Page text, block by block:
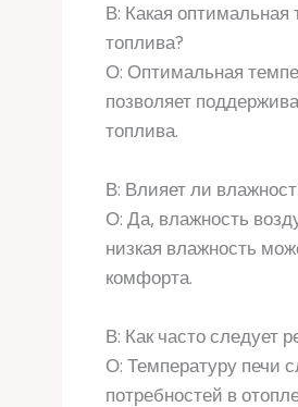
В: Какая оптимальная
топлива?
О: Оптимальная
позволяет
топлива.
В: Влияет ли
О: Да, влажность
низкая влажность
комфорта.
В: Как часто следует
О: Температуру печи
потребностей в